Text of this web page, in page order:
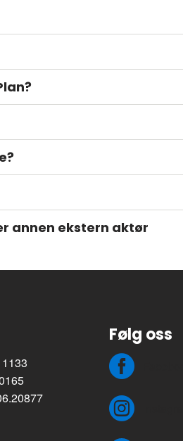
annen ekstern aktør
Følg oss